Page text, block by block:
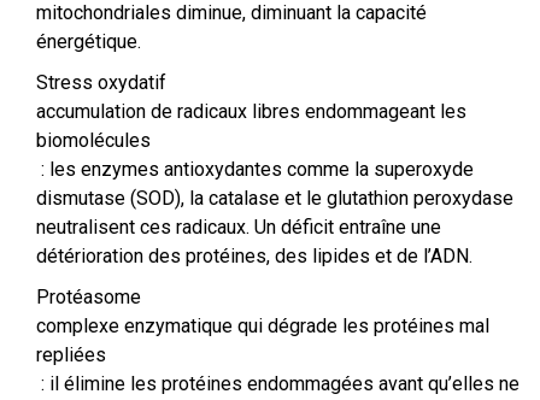
mitochondriales diminue, diminuant la capacité
énergétique.
Stress oxydatif
accumulation de radicaux libres endommageant les
biomolécules
: les enzymes antioxydantes comme la superoxyde
dismutase (SOD), la catalase et le glutathion peroxydase
neutralisent ces radicaux. Un déficit entraîne une
détérioration des protéines, des lipides et de l’ADN.
Protéasome
complexe enzymatique qui dégrade les protéines mal
repliées
: il élimine les protéines endommagées avant qu’elles ne